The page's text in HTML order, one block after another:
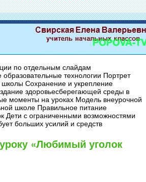
по отдельным слайдам
технологии Портрет
школы Сохранение и укрепление
здоровьесберегающей среды в
моменты на уроках Модель внеурочной
школе Правильное питание
Дети с ограниченными возможностями
больших усилий и средств
«Любимый уголок